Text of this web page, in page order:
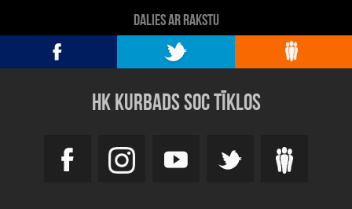
DALIES AR RAKSTU
HK KURBADS SOC TĪKLOS